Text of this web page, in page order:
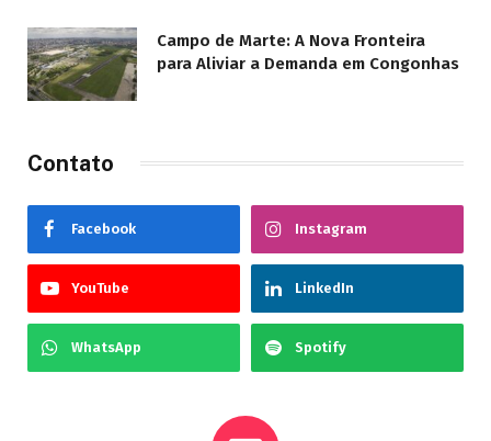
Campo de Marte: A Nova Fronteira
para Aliviar a Demanda em Congonhas
Contato
Facebook Instagram
YouTube LinkedIn
WhatsApp Spotify